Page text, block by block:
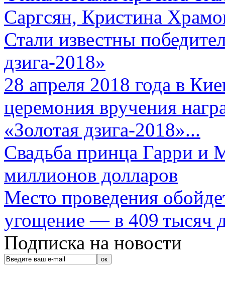
Саргсян, Кристина
Стали известны
дзига-2018»
28 апреля 2018 года в
церемония вручения
«Золотая дзига-2018»...
Свадьба принца Гарри и
миллионов долларов
Место проведения
угощение — в 409 тысяч
Подписка на новости